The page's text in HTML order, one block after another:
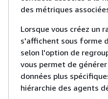
des métriques
Lorsque vous créez un
s'affichent sous forme
selon l'option de
vous permet de
données plus
hiérarchie des agents